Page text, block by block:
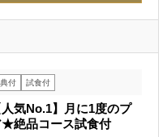
付 試食付
気No.1】月に1度のプ
★絶品コース試食付